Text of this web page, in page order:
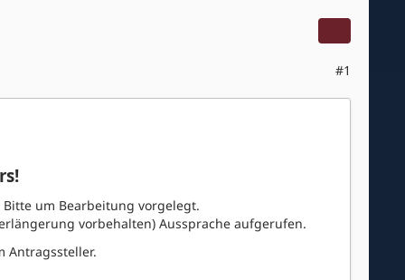
#1
um Bearbeitung vorgelegt.
vorbehalten) Aussprache aufgerufen.
Antragssteller.